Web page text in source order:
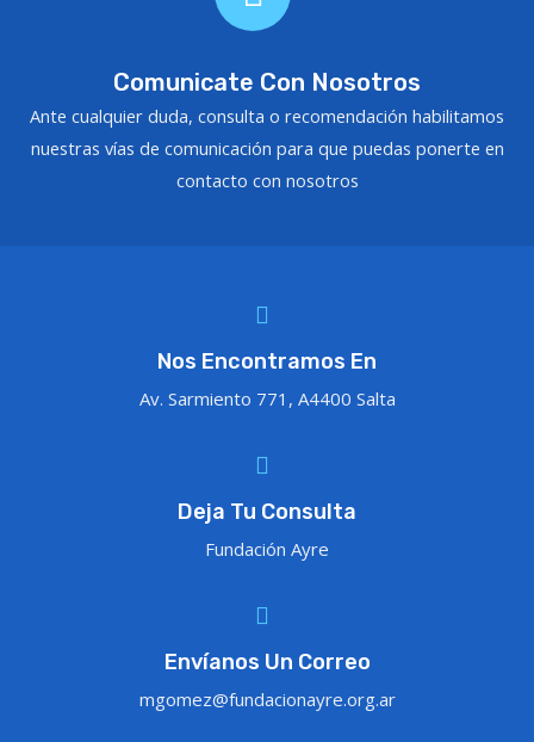
Comunicate Con Nosotros
Ante cualquier duda, consulta o recomendación habilitamos
nuestras vías de comunicación para que puedas ponerte en
contacto con nosotros
Nos Encontramos En
Av. Sarmiento 771, A4400 Salta
Deja Tu Consulta
Fundación Ayre
Envíanos Un Correo
mgomez@fundacionayre.org.ar